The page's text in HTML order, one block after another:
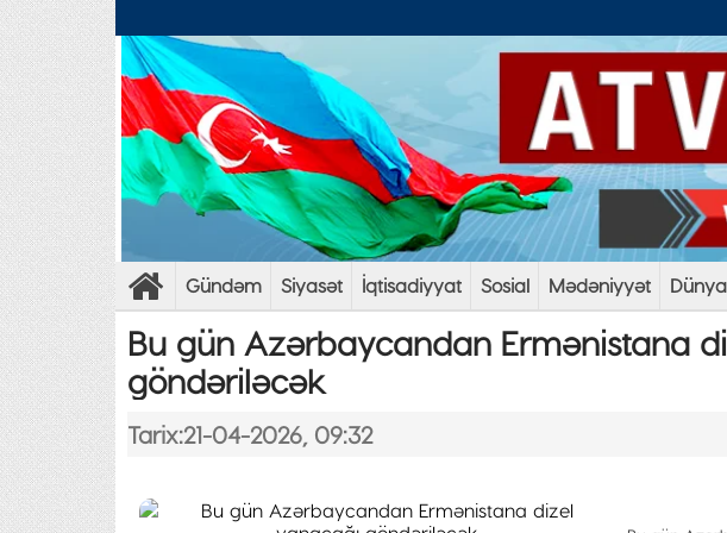
Gündəm Siyasət İqtisadiyyat Sosial Mədəniyyət Dünya
Bu gün Azərbaycandan Ermənistana
göndəriləcək
Tarix:21-04-2026, 09:32